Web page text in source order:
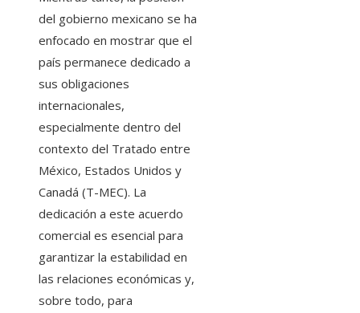
del gobierno mexicano se ha
enfocado en mostrar que el
país permanece dedicado a
sus obligaciones
internacionales,
especialmente dentro del
contexto del Tratado entre
México, Estados Unidos y
Canadá (T-MEC). La
dedicación a este acuerdo
comercial es esencial para
garantizar la estabilidad en
las relaciones económicas y,
sobre todo, para